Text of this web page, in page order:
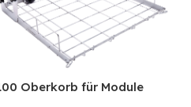
Oberkorb für Module